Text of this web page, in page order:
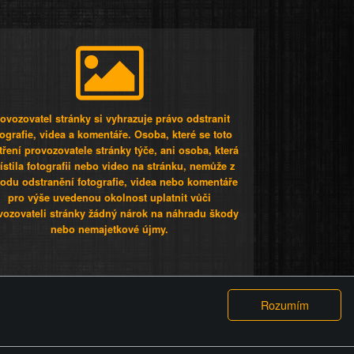
stránky si vyhrazuje právo odstranit
videa a komentáře. Osoba, které se toto
provozovatele stránky týče, ani osoba, která
fotografii nebo video na stránku, nemůže z
odstranění fotografie, videa nebo komentáře
pro výše uvedenou okolnost uplatnit vůči
stránky žádný nárok na náhradu škody
nebo nemajetkové újmy.
GDPR COOKIES